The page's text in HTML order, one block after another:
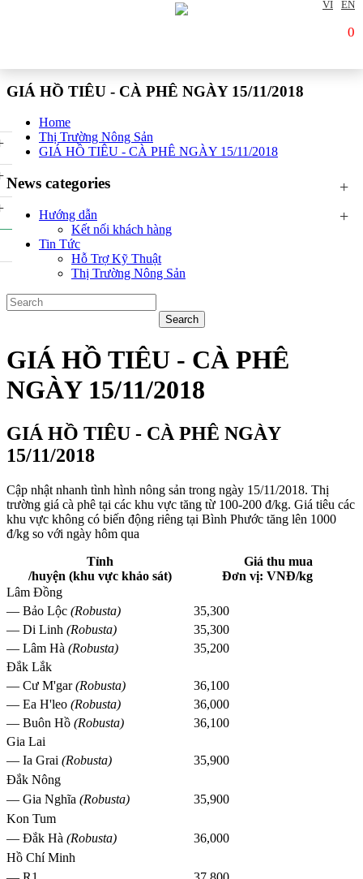
VI EN
0
GIÁ HỒ TIÊU - CÀ PHÊ NGÀY 15/11/2018
Home
Thị Trường Nông Sản
GIÁ HỒ TIÊU - CÀ PHÊ NGÀY 15/11/2018
News categories
Hướng dẫn
+
Kết nối khách hàng
Tin Tức
+
Hỗ Trợ Kỹ Thuật
Thị Trường Nông Sản
GIÁ HỒ TIÊU - CÀ PHÊ
NGÀY 15/11/2018
GIÁ HỒ TIÊU - CÀ PHÊ NGÀY
15/11/2018
Cập nhật nhanh tình hình nông sản trong ngày 15/11/2018. Thị
trường giá cà phê tại các khu vực tăng từ 100-200 đ/kg. Giá tiêu các
khu vực không có biến động riêng tại Bình Phước tăng lên 1000
đ/kg so với ngày hôm qua
Tỉnh
/huyện (khu vực khảo sát)
Giá thu mua
Đơn vị: VNĐ/kg
Lâm Đồng
— Bảo Lộc (Robusta)
35,300
— Di Linh (Robusta)
35,300
— Lâm Hà (Robusta)
35,200
Đắk Lắk
— Cư M'gar(Robusta)
36,100
— Ea H'leo (Robusta)
36,000
— Buôn Hồ (Robusta)
36,100
Gia Lai
— Ia Grai (Robusta)
35,900
Đắk Nông
— Gia Nghĩa (Robusta)
35,900
Kon Tum
— Đắk Hà (Robusta)
36,000
Hồ Chí Minh